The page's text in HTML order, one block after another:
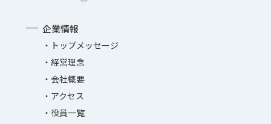
企業情報
トップメッセージ
経営理念
会社概要
アクセス
役員一覧